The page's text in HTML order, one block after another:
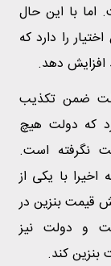
اما با این حال
را دارد که
دهد.
ضمن تکذیب
در سال ۱۴۰۳ اعلام کرد که دولت هیچ
نگرفته است.
با یکی از
قیمت بنزین در
و دولت نیز
بنزین کند.